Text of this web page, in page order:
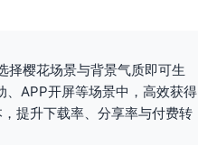
择樱花场景与背景气质即可生
APP开屏等场景中，高效获得
提升下载率、分享率与付费转